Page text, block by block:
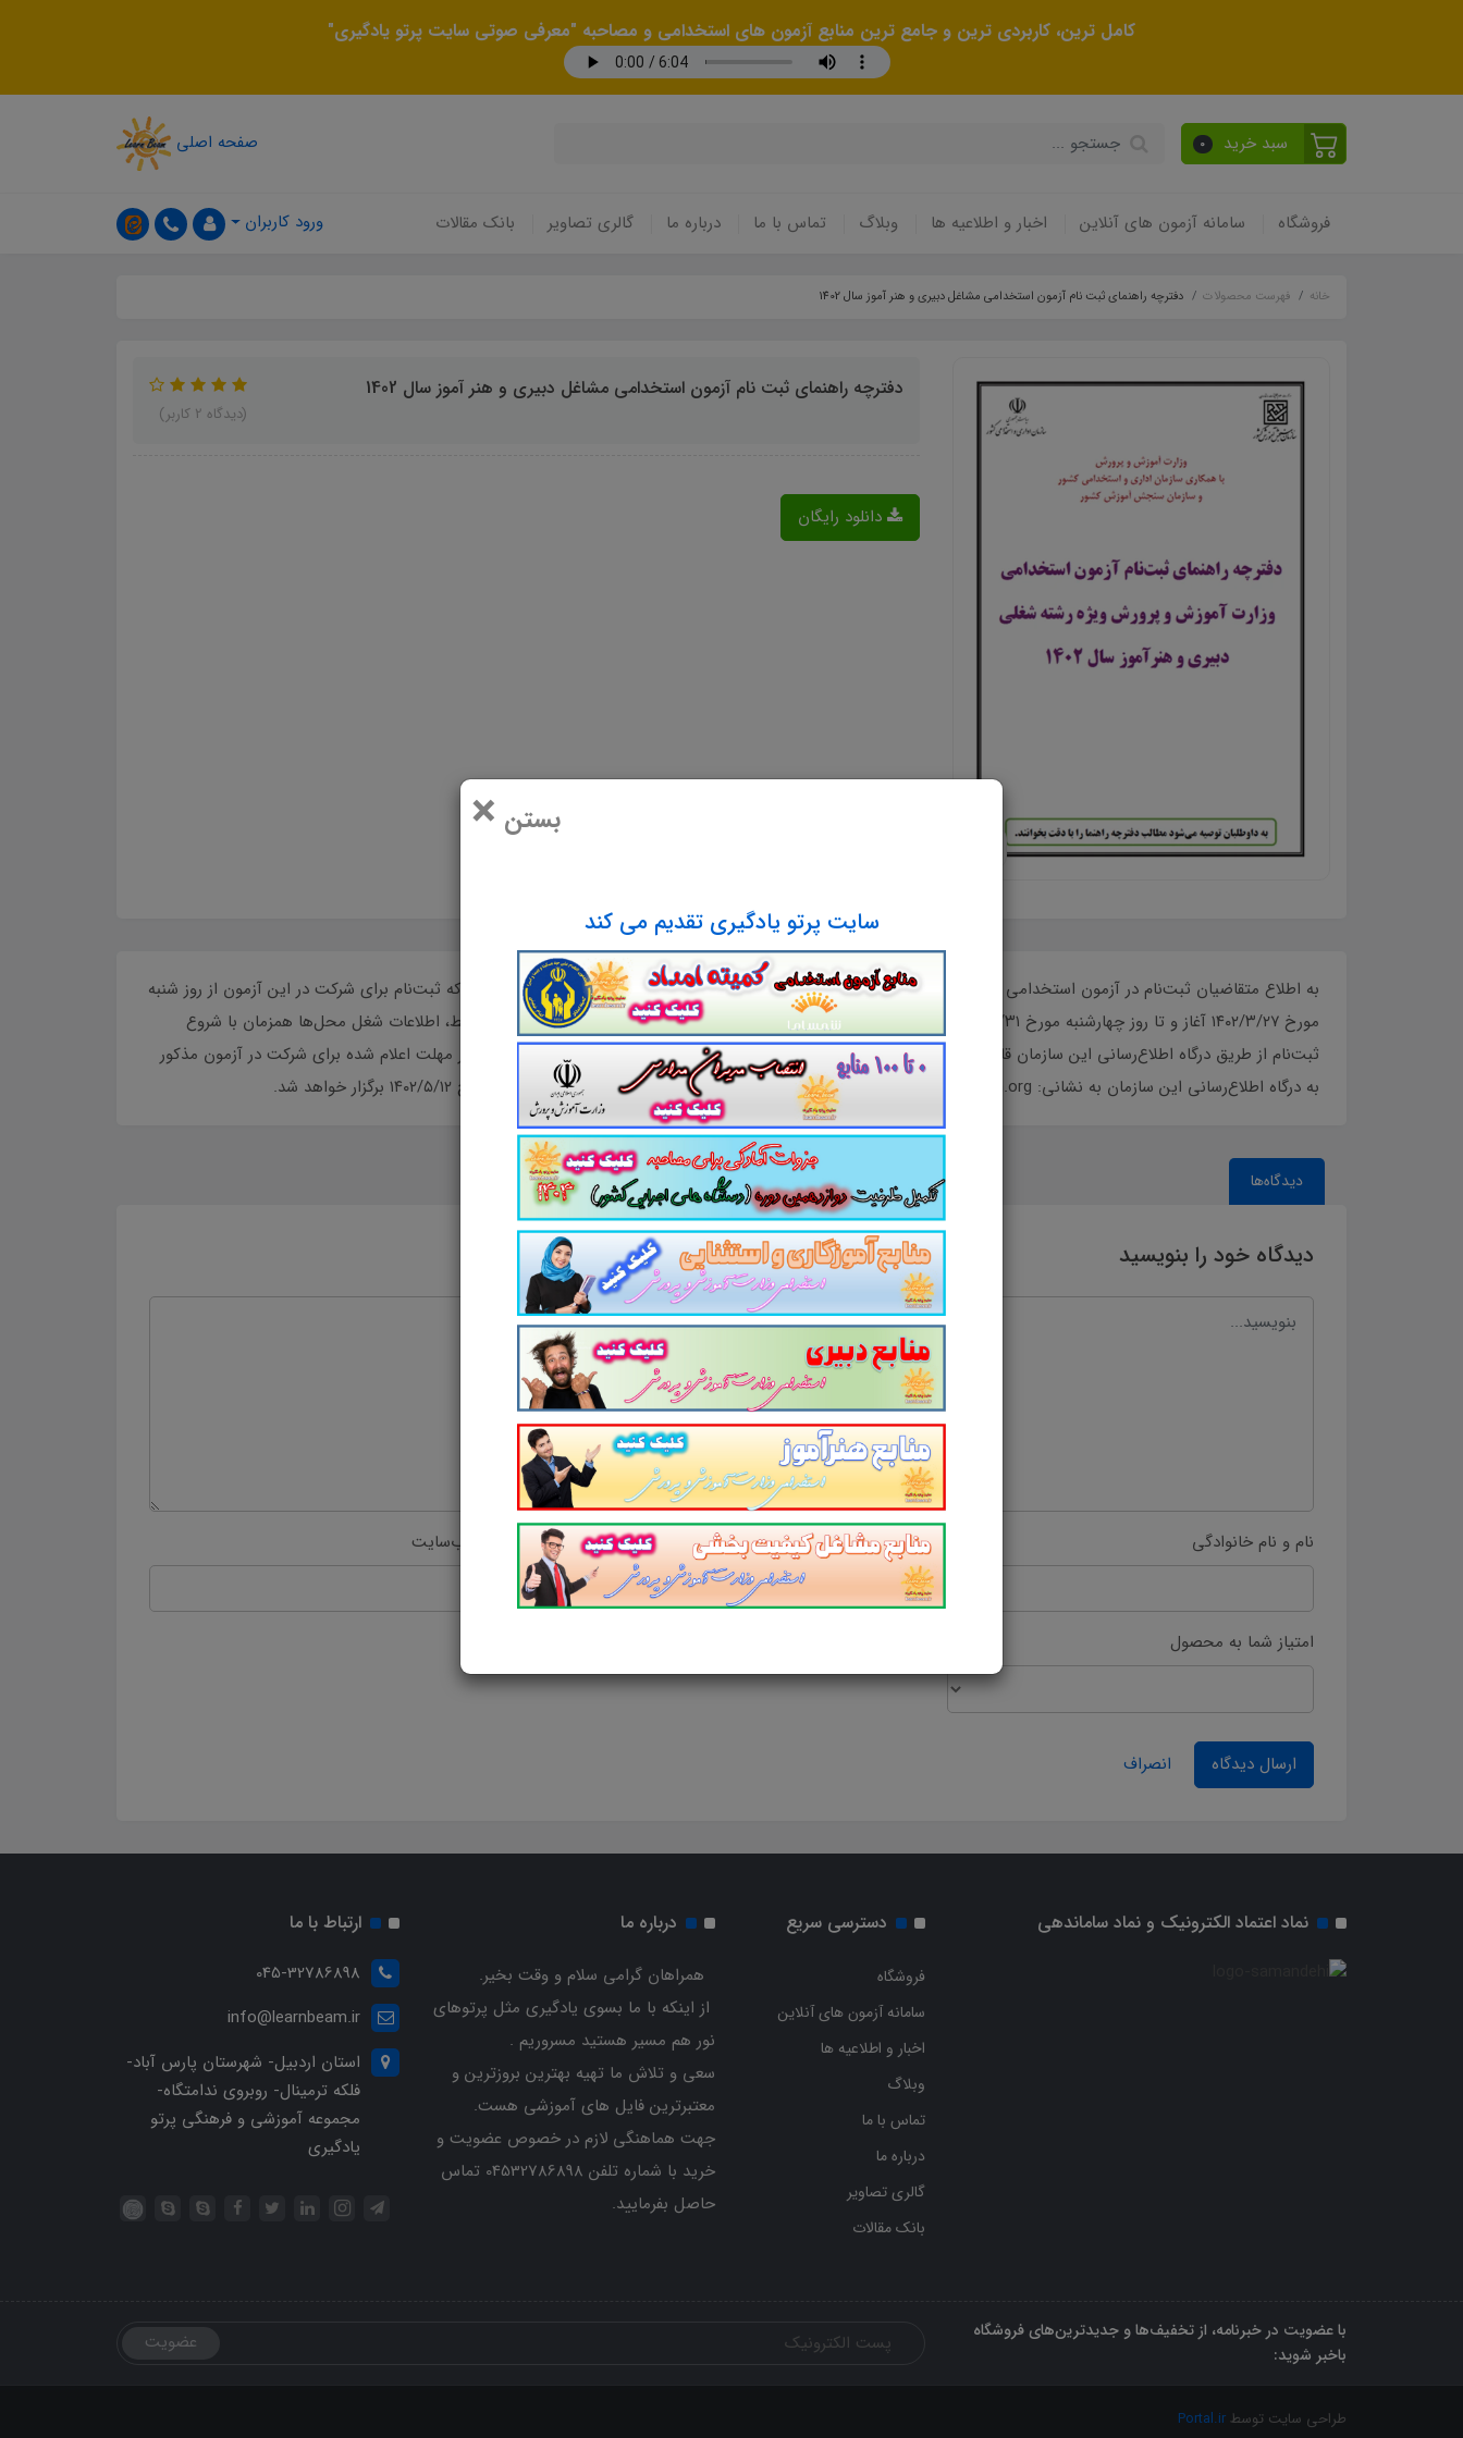
کامل ترین، کاربردی ترین و جامع ترین منابع آزمون های استخدامی و مصاحبه "معرفی صوتی سایت پرتو یادگیری"
سبد خرید 0 صفحه اصلی
فروشگاه سامانه آزمون های آنلاین اخبار و اطلاعیه ها وبلاگ تماس با ما درباره ما گالری تصاویر بانک مقالات ورود کاربران
بستن ×
سایت پرتو یادگیری تقدیم می کند
خانه فهرست محصولات دفترچه راهنمای ثبت نام آزمون استخدامی مشاغل دبیری و هنر آموز سال 1402
دفترچه راهنمای ثبت نام آزمون استخدامی مشاغل دبیری و هنر آموز سال 1402
(دیدگاه 2 کاربر)
دانلود رایگان
به اطلاع متقاضیان ثبت‌نام در آزمون استخدامی وزارت آموزش و پرورش ویژه رشته‌های شغلی دبیری و هنرآموز سال 1402 می‌رساند که ثبت‌نام برای شرکت در این آزمون از روز شنبه
مورخ ۱۴۰۲/۳/۲۷ آغاز و تا روز چهارشنبه مورخ ۱۴۰۲/۳/۳۱ ادامه خواهد یافت. دفترچه راهنمای ثبت‌نام در آزمون حاوی شرایط و ضوابط، اطلاعات شغل محل‌ها همزمان با شروع
ثبت‌نام از طریق درگاه اطلاع‌رسانی این سازمان قابل دسترس خواهد بود.با توجه به محدودیت زمانی به متقاضیان توصیه می‌شود در مهلت اعلام شده برای شرکت در آزمون مذکور
به درگاه اطلاع‌رسانی این سازمان به نشانی: www.sanjesh.org مراجعه و برای ثبت‌نام اقدام نمایند.آزمون فوق در روز پنجشنبه مورخ ۱۴۰۲/۵/۱۲ برگزار خواهد شد.
دیدگاه‌ها
دیدگاه خود را بنویسید
نام و نام خانوادگی پست الکترونیک آدرس وب‌سایت
امتیاز شما به محصول
ارسال دیدگاه انصراف
نماد اعتماد الکترونیک و نماد ساماندهی دسترسی سریع
فروشگاه
سامانه آزمون های آنلاین
اخبار و اطلاعیه ها
وبلاگ
تماس با ما
درباره ما
گالری تصاویر
بانک مقالات
درباره ما
همراهان گرامی سلام و وقت بخیر.
از اینکه با ما بسوی یادگیری مثل پرتوهای
نور هم مسیر هستید مسروریم .
سعی و تلاش ما تهیه بهترین بروزترین و
معتبرترین فایل های آموزشی هست.
جهت هماهنگی لازم در خصوص عضویت و
خرید با شماره تلفن 04532786898 تماس
حاصل بفرمایید.
ارتباط با ما
045-32786898
info@learnbeam.ir
استان اردبیل- شهرستان پارس آباد-
فلکه ترمینال- روبروی ندامتگاه-
مجموعه آموزشی و فرهنگی پرتو
یادگیری
با عضویت در خبرنامه، از تخفیف‌ها و جدیدترین‌های فروشگاه
باخبر شوید:
عضویت
طراحی سایت توسط Portal.ir